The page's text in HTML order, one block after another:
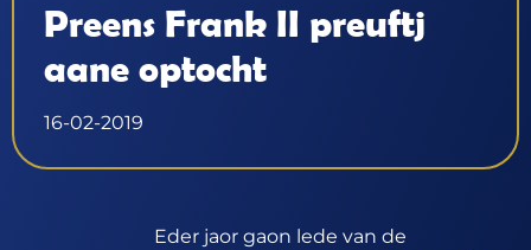
Preens Frank II preuftj
aane optocht
16-02-2019
Eder jaor gaon lede van de